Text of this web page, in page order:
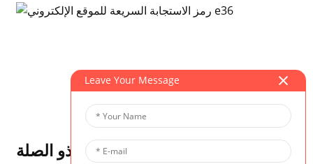
البرنامج ذو الصلة
Leave Your Message